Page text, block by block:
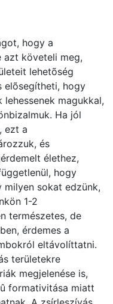
hogy a
azt követeli meg,
lehetõség
elõsegítheti, hogy
magukkal,
Ha jól
ezt a
és
élethez,
hogy
milyen sokat edzünk,
1-2
természetes, de
érdemes a
eltávolíttatni.
területekre
megjelenése is,
formativitása miatt